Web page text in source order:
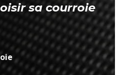
sa courroie